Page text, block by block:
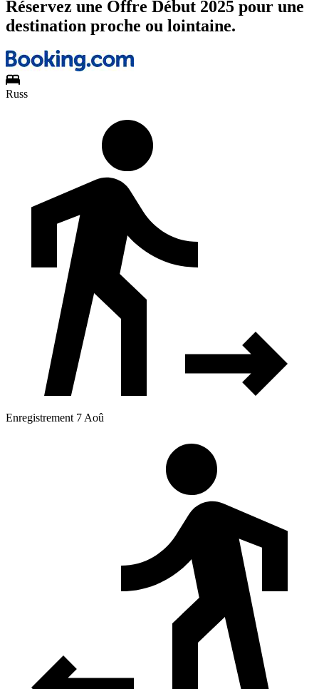
Réservez une Offre Début 2025 pour une
destination proche ou lointaine.
Russ
Enregistrement 7 Aoû